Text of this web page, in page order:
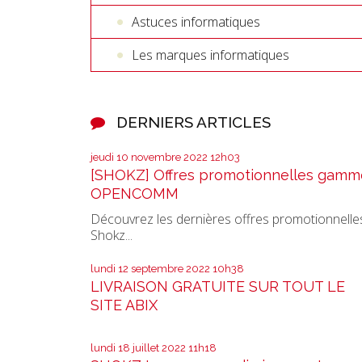
Astuces informatiques
Les marques informatiques
DERNIERS ARTICLES
jeudi 10 novembre 2022 12h03
[SHOKZ] Offres promotionnelles
OPENCOMM
Découvrez les dernières offres
Shokz...
lundi 12 septembre 2022 10h38
LIVRAISON GRATUITE SUR TOUT LE
SITE ABIX
lundi 18 juillet 2022 11h18